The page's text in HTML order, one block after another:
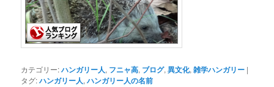
カテゴリー:ハンガリー人, フニャ高, ブログ,異文化,雑学ハンガリー |
タグ:ハンガリー人,ハンガリー人の名前